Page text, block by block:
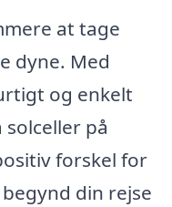
at tage
dyne. Med
og enkelt
på
forskel for
din rejse